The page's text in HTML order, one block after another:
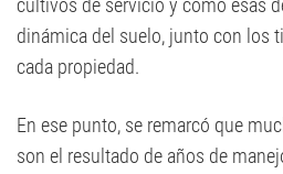
cultivos de servicio y cómo esas
dinámica del suelo, junto con los
cada propiedad.
En ese punto, se remarcó que
son el resultado de años de